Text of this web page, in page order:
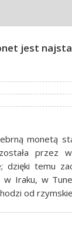
jest
monetą
przez
dzięki temu
Iraku, w
od